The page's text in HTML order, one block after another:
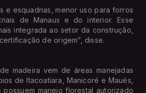
e esquadrias, menor uso para forros
de Manaus e do interior. Esse
integrada ao setor da construção,
de origem”, disse.
madeira vem de áreas manejadas
de Itacoatiara, Manicoré e Maués,
manejo florestal autorizado